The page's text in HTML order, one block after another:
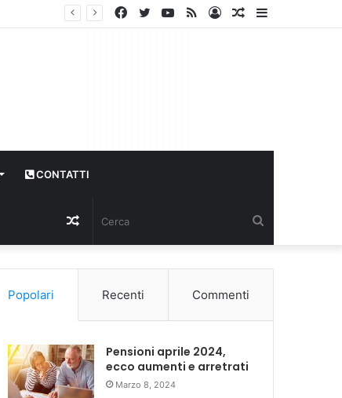
Articolo
Log
RSS
YouTube
Twitter
Facebook
CONTATTI
Articolo
casuale
Popolari Recenti Commenti
Pensioni aprile 2024,
ecco aumenti e arretrati
Marzo 8, 2024